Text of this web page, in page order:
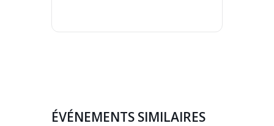
ÉVÉNEMENTS SIMILAIRES